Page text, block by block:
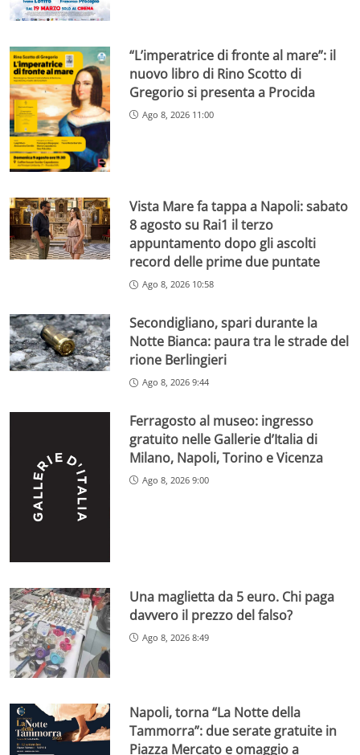
“L’imperatrice di fronte al mare”: il
nuovo libro di Rino Scotto di
Gregorio si presenta a Procida
Ago 8, 2026 11:00
Vista Mare fa tappa a Napoli: sabato
8 agosto su Rai1 il terzo
appuntamento dopo gli ascolti
record delle prime due puntate
Ago 8, 2026 10:58
Secondigliano, spari durante la
Notte Bianca: paura tra le strade del
rione Berlingieri
Ago 8, 2026 9:44
Ferragosto al museo: ingresso
gratuito nelle Gallerie d’Italia di
Milano, Napoli, Torino e Vicenza
Ago 8, 2026 9:00
Una maglietta da 5 euro. Chi paga
davvero il prezzo del falso?
Ago 8, 2026 8:49
Napoli, torna “La Notte della
Tammorra”: due serate gratuite in
Piazza Mercato e omaggio a